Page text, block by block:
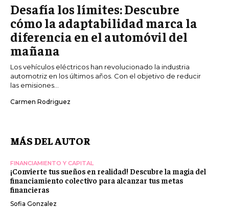
Desafía los límites: Descubre
cómo la adaptabilidad marca la
diferencia en el automóvil del
mañana
Los vehículos eléctricos han revolucionado la industria
automotriz en los últimos años. Con el objetivo de reducir
las emisiones...
Carmen Rodriguez
MÁS DEL AUTOR
FINANCIAMIENTO Y CAPITAL
¡Convierte tus sueños en realidad! Descubre la magia del
financiamiento colectivo para alcanzar tus metas
financieras
Sofia Gonzalez